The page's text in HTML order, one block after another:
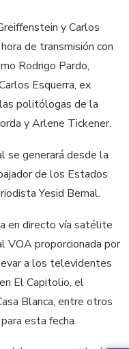
y Carlos
de transmisión con
Rodrigo Pardo,
Esquerra, ex
politólogas de la
y Arlene Tickener.
se generará desde la
de los Estados
Yesid Bernal.
en directo vía satélite
VOA proporcionada por
a los televidentes
El Capitolio, el
Blanca, entre otros
esta fecha.